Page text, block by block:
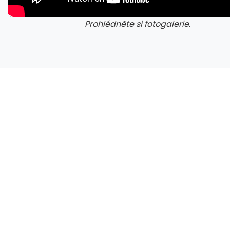
Prohlédněte si fotogalerie.
Zen 6 přinese 5 nových funkcí pro vyšší stabilitu výkonu, nejen herního